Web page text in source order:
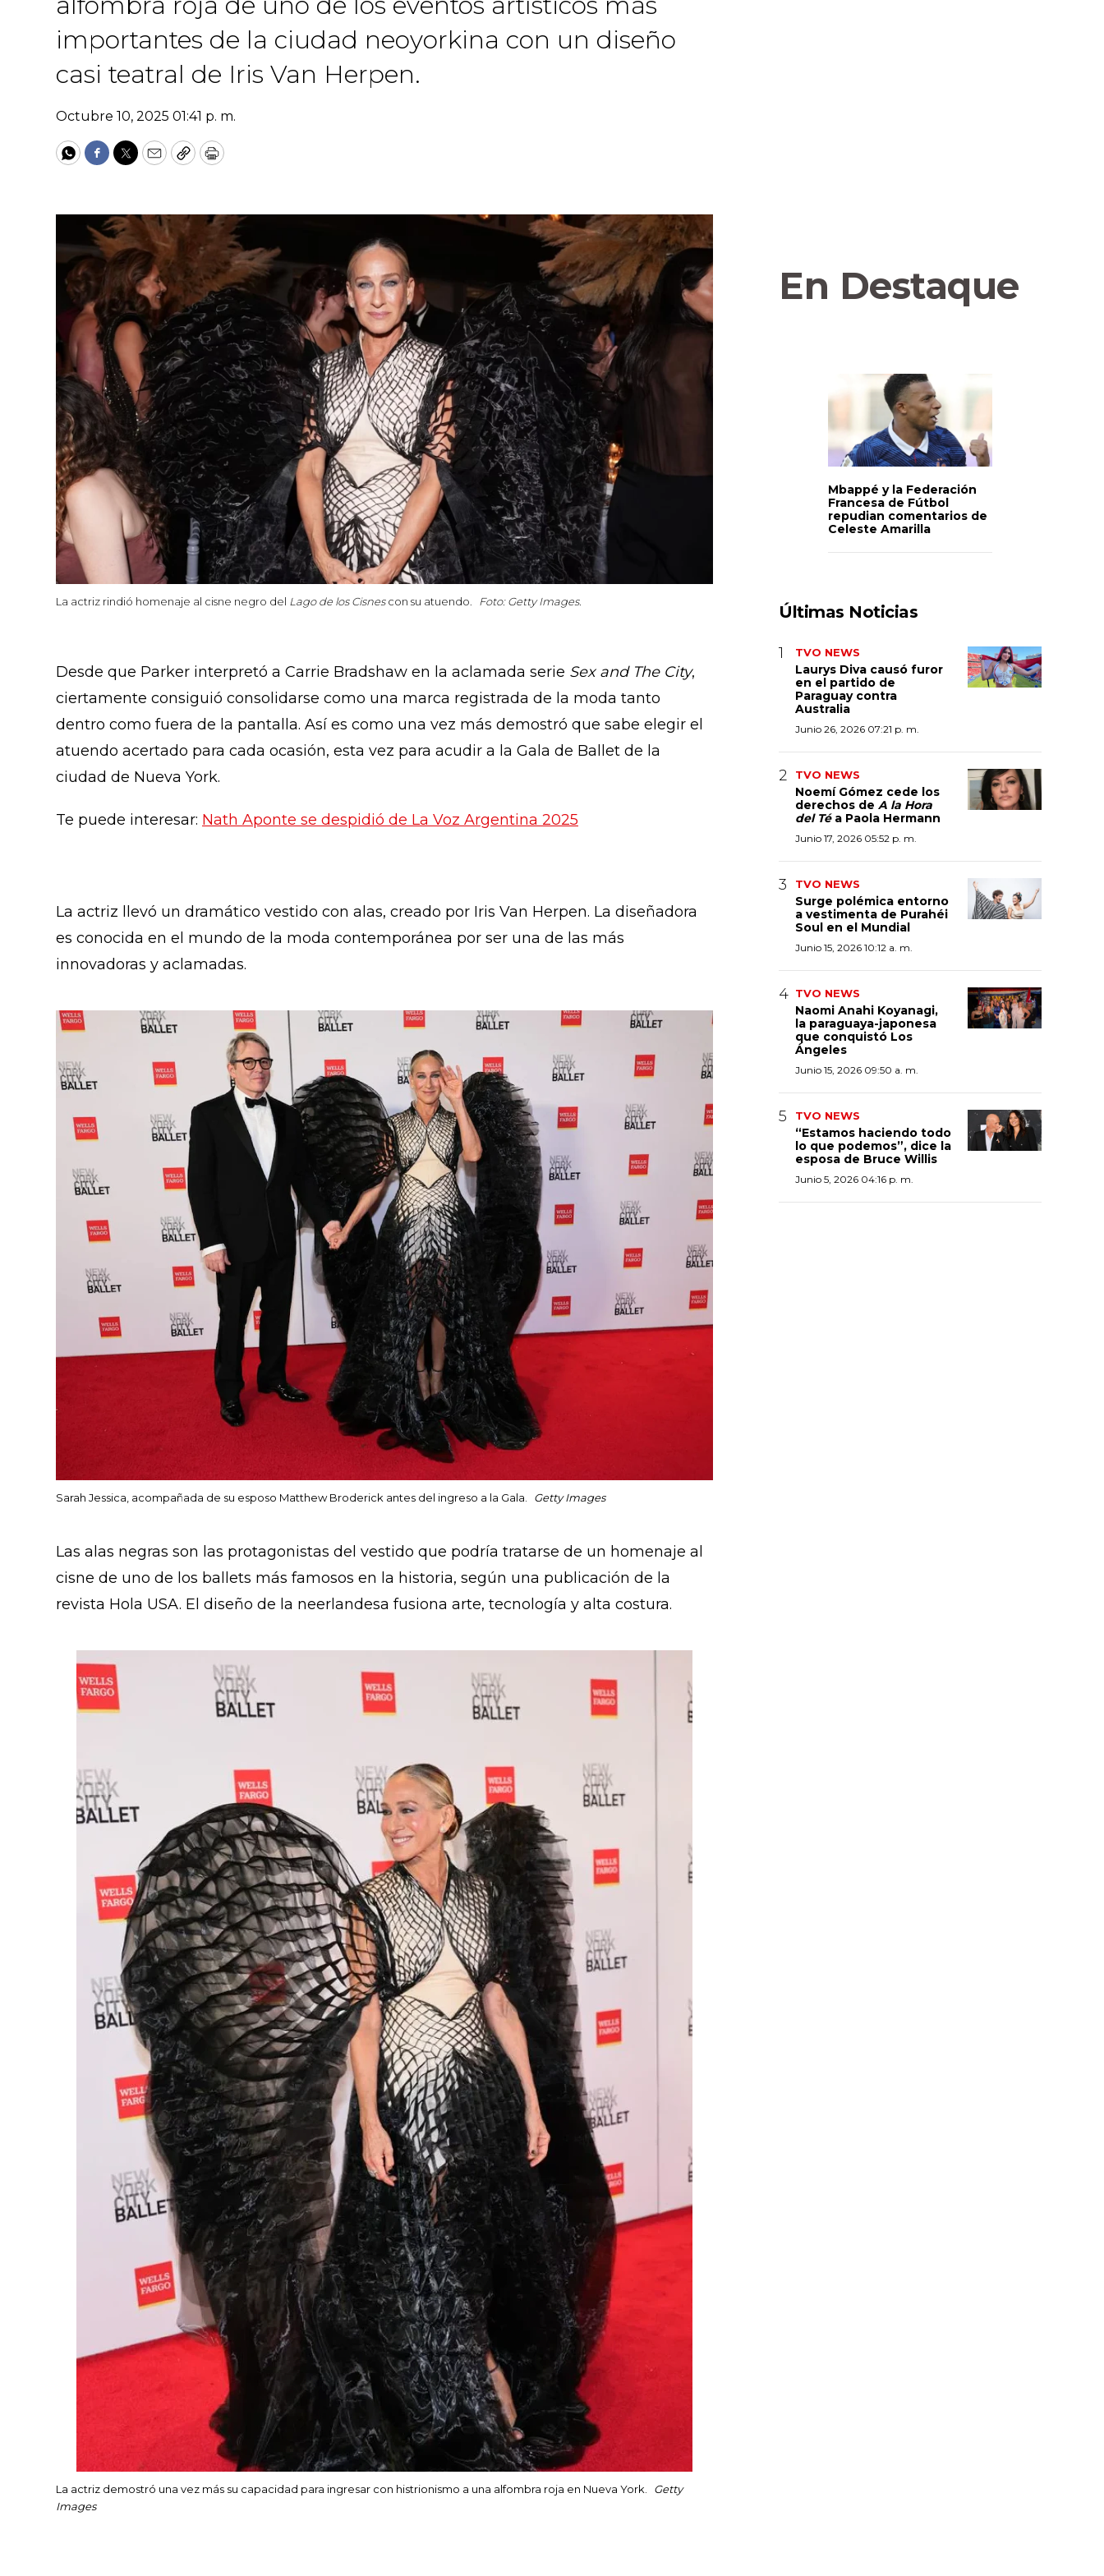
importantes de la ciudad neoyorkina con un diseño
casi teatral de Iris Van Herpen.
Octubre 10, 2025 01:41 p. m.
WhatsApp
Facebook
Twitter
EmailCopyPrint
La actriz rindió homenaje al cisne negro del Lago de los Cisnescon su atuendo. Foto: Getty Images.
Desde que Parker interpretó a Carrie Bradshaw en la aclamada serie Sex and The City,
ciertamente consiguió consolidarse como una marca registrada de la moda tanto
dentro como fuera de la pantalla. Así es como una vez más demostró que sabe elegir el
atuendo acertado para cada ocasión, esta vez para acudir a la Gala de Ballet de la
ciudad de Nueva York.
Te puede interesar: Nath Aponte se despidió de La Voz Argentina 2025
La actriz llevó un dramático vestido con alas, creado por Iris Van Herpen. La diseñadora
es conocida en el mundo de la moda contemporánea por ser una de las más
innovadoras y aclamadas.
Sarah Jessica, acompañada de su esposo Matthew Broderick antes del ingreso a la Gala. Getty Images
Las alas negras son las protagonistas del vestido que podría tratarse de un homenaje al
cisne de uno de los ballets más famosos en la historia, según una publicación de la
revista Hola USA. El diseño de la neerlandesa fusiona arte, tecnología y alta costura.
La actriz demostró una vez más su capacidad para ingresar con histrionismo a una alfombra roja en Nueva York.
Getty
Images
En Destaque
Mbappé y la Federación
Francesa de Fútbol
repudian comentarios de
Celeste Amarilla
Últimas Noticias
TVO NEWS
Laurys Diva causó furor
en el partido de
Paraguay contra
Australia
Junio 26, 2026 07:21 p. m.
TVO NEWS
Noemí Gómez cede los
derechos de A la Hora
del Té a Paola Hermann
Junio 17, 2026 05:52 p. m.
TVO NEWS
Surge polémica entorno
a vestimenta de Purahéi
Soul en el Mundial
Junio 15, 2026 10:12 a. m.
TVO NEWS
Naomi Anahi Koyanagi,
la paraguaya-japonesa
que conquistó Los
Ángeles
Junio 15, 2026 09:50 a. m.
TVO NEWS
“Estamos haciendo todo
lo que podemos”, dice la
esposa de Bruce Willis
Junio 5, 2026 04:16 p. m.